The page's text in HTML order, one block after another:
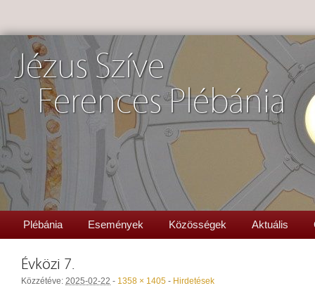
Jézus Szíve
Ferences Plébánia
Plébánia Események Közösségek Aktuális
Évközi 7.
Közzétéve: 2025-02-22 - 1358 × 1405 - Hirdetések